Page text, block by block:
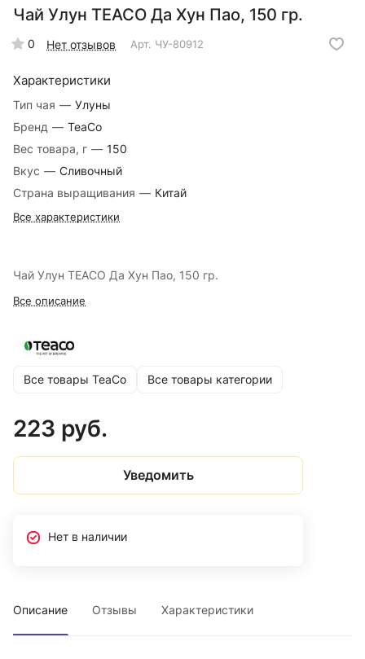
Чай Улун TEACO Да Хун Пао, 150 гр.
0 Нет отзывов Арт. ЧУ-80912
Характеристики
Тип чая — Улуны
Бренд — TeaCo
Вес товара, г — 150
Вкус — Сливочный
Страна выращивания — Китай
Все характеристики
Чай Улун TEACO Да Хун Пао, 150 гр.
Все описание
Все товары TeaCo Все товары категории
223 руб.
Уведомить
Нет в наличии
Описание Отзывы Характеристики